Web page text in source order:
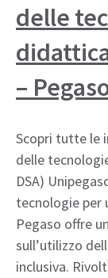
delle
–
Scopri tutte le
delle
DSA)
tecnologie per
Pegaso offre
sull’utilizzo
inclusiva.